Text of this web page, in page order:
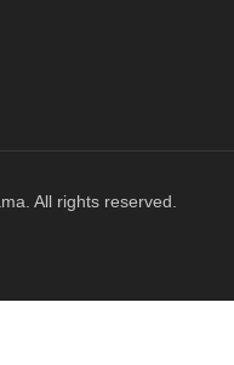
All rights reserved.